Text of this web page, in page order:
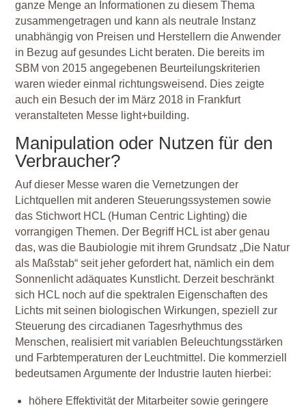
ganze Menge an Informationen zu diesem Thema
zusammengetragen und kann als neutrale Instanz
unabhängig von Preisen und Herstellern die Anwender
in Bezug auf gesundes Licht beraten. Die bereits im
SBM von 2015 angegebenen Beurteilungskriterien
waren wieder einmal richtungsweisend. Dies zeigte
auch ein Besuch der im März 2018 in Frankfurt
veranstalteten Messe light+building.
Manipulation oder Nutzen für den
Verbraucher?
Auf dieser Messe waren die Vernetzungen der
Lichtquellen mit anderen Steuerungssystemen sowie
das Stichwort HCL (Human Centric Lighting) die
vorrangigen Themen. Der Begriff HCL ist aber genau
das, was die Baubiologie mit ihrem Grundsatz „Die Natur
als Maßstab“ seit jeher gefordert hat, nämlich ein dem
Sonnenlicht adäquates Kunstlicht. Derzeit beschränkt
sich HCL noch auf die spektralen Eigenschaften des
Lichts mit seinen biologischen Wirkungen, speziell zur
Steuerung des circadianen Tagesrhythmus des
Menschen, realisiert mit variablen Beleuchtungsstärken
und Farbtemperaturen der Leuchtmittel. Die kommerziell
bedeutsamen Argumente der Industrie lauten hierbei:
höhere Effektivität der Mitarbeiter sowie geringere